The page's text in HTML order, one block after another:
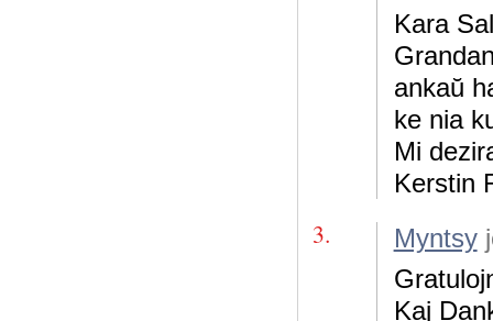
Kara
ankaŭ
ke nia
Mi
Kerstin
3. Myntsy
Kaj